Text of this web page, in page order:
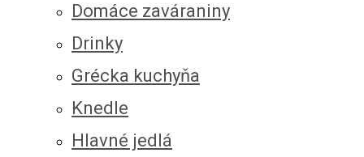
Domáce zaváraniny
Drinky
Grécka kuchyňa
Knedle
Hlavné jedlá